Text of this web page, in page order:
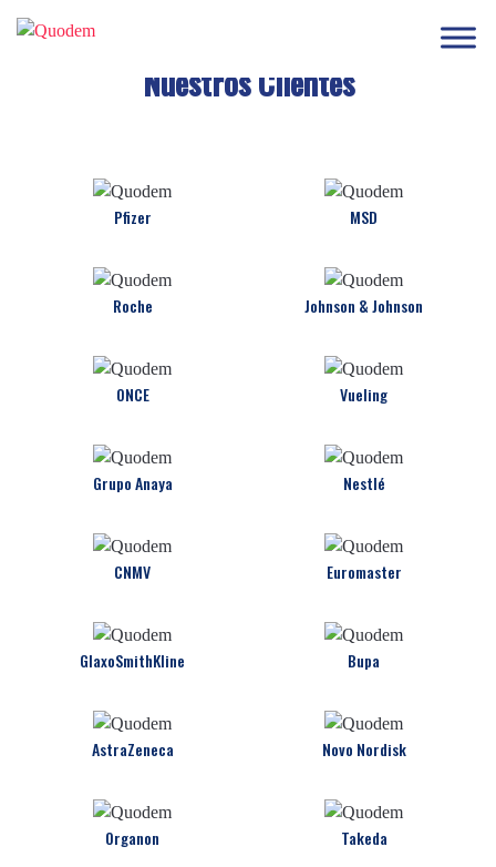
NuestrosClientes
Pfizer MSD
Roche Johnson & Johnson
ONCE Vueling
Grupo Anaya Nestlé
CNMV Euromaster
GlaxoSmithKline Bupa
AstraZeneca Novo Nordisk
Organon Takeda